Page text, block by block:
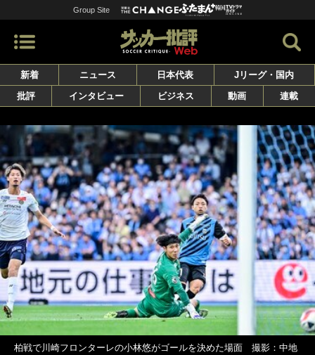
Group Site
新着 ニュース 日本代表
Jリーグ・国内
批評
インタビュー ビジネス 動画 連載
柏戦で川崎フロンターレの小林悠がゴールを決めた場面 撮影：中地